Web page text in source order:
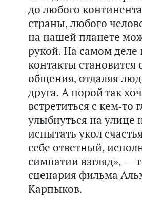
до любого
страны, любого
на нашей планете
рукой. На самом деле
контакты становится
общения, отдаляя
друга. А порой так
встретиться с кем-то
улыбнуться на улице
испытать укол
себе ответный,
симпатии взгляд», —
сценария фильма
Карпыков.